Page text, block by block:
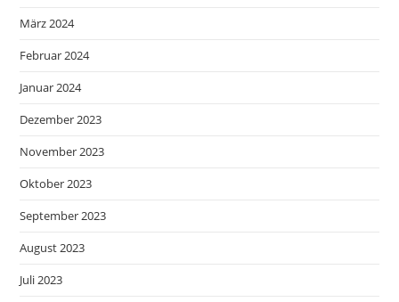
März 2024
Februar 2024
Januar 2024
Dezember 2023
November 2023
Oktober 2023
September 2023
August 2023
Juli 2023